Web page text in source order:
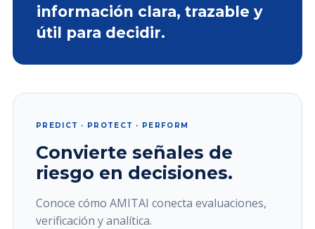
información clara, trazable y
útil para decidir.
PREDICT · PROTECT · PERFORM
Convierte señales de
riesgo en decisiones.
Conoce cómo AMITAI conecta evaluaciones,
verificación y analítica.